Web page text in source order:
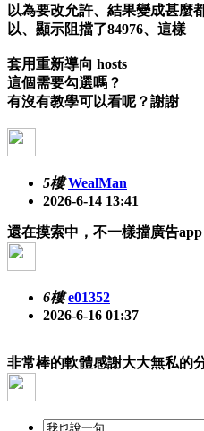
以為要改允許、結果變成甚麼
以、顯示阻擋了84976、這樣
套用重新導向 hosts
這個需要勾選嗎？
有沒有教學可以看呢？謝謝
5樓 WealMan
2026-6-14 13:41
還在摸索中，不一樣擋廣告
6樓 e01352
2026-6-16 01:37
非常棒的軟體感謝大大無私的